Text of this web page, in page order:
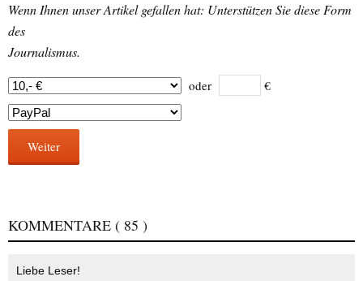
Wenn Ihnen unser Artikel gefallen hat: Unterstützen Sie diese Form
des
Journalismus.
oder €
Weiter
KOMMENTARE ( 85 )
Liebe Leser!